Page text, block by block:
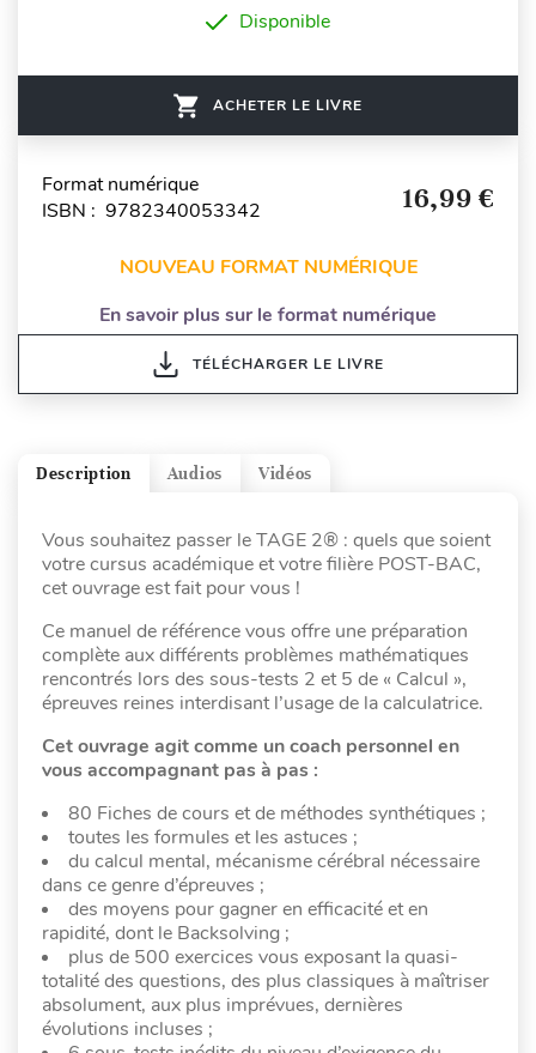
Disponible
ACHETER LE LIVRE
Format numérique
ISBN : 9782340053342
16,99 €
NOUVEAU FORMAT NUMÉRIQUE
En savoir plus sur le format numérique
TÉLÉCHARGER LE LIVRE
Vidéos
Audios
Description
Vous souhaitez passer le TAGE 2® : quels que soient
votre cursus académique et votre filière POST-BAC,
cet ouvrage est fait pour vous !
Ce manuel de référence vous offre une préparation
complète aux différents problèmes mathématiques
rencontrés lors des sous-tests 2 et 5 de « Calcul »,
épreuves reines interdisant l’usage de la calculatrice.
Cet ouvrage agit comme un coach personnel en
vous accompagnant pas à pas :
80 Fiches de cours et de méthodes synthétiques ;
toutes les formules et les astuces ;
du calcul mental, mécanisme cérébral nécessaire
dans ce genre d’épreuves ;
des moyens pour gagner en efficacité et en
rapidité, dont le Backsolving ;
plus de 500 exercices vous exposant la quasi-
totalité des questions, des plus classiques à maîtriser
absolument, aux plus imprévues, dernières
évolutions incluses ;